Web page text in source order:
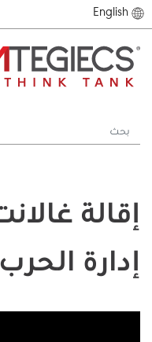
English
إقالة
إدارة الحرب